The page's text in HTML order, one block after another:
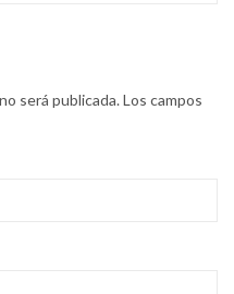
será publicada.Los campos